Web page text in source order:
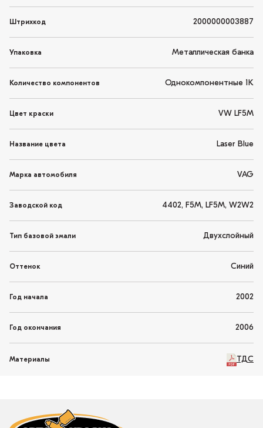
Штрихкод 2000000003887
Упаковка Металлическая банка
Количество компонентов Однокомпонентные 1K
Цвет краски VW LF5M
Название цвета Laser Blue
Марка автомобиля VAG
Заводской код 4402, F5M, LF5M, W2W2
Тип базовой эмали Двухслойный
Оттенок Синий
Год начала 2002
Год окончания 2006
Материалы ТДС